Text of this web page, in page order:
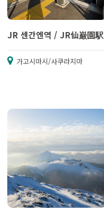
JR 센간엔역 / JR仙巌園駅
가고시마시/사쿠라지마